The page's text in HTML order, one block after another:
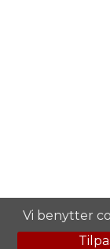
Vi benytter